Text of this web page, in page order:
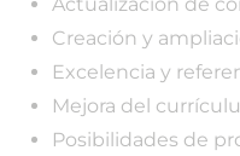
Creación y
Excelencia y
Mejora del
Posibilidades de